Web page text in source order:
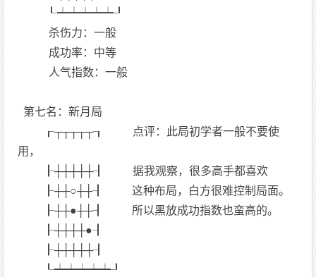
┖┷┷┷┷┷┚
杀伤力：一般
成功率：中等
人气指数：一般
第七名：新月局
┎┬┬┬┬┬┒ 点评：此局初学者一般不要使
用，
┠┼┼┼┼┼┨ 据我观察，很多高手都喜欢
┠┼┼○┼┼┨ 这种布局，白方很难控制局面。
┠┼┼●┼┼┨ 所以黑放成功指数也蛮高的。
┠┼┼┼┼●┨
┠┼┼┼┼┼┨
┖┷┷┷┷┷┚